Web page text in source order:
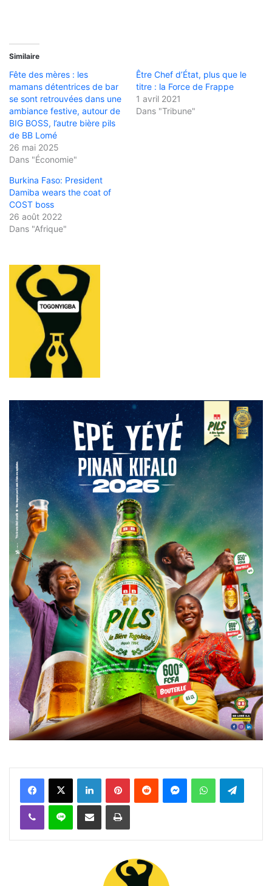
Similaire
Fête des mères : les
mamans détentrices de bar
se sont retrouvées dans une
ambiance festive, autour de
BIG BOSS, l’autre bière pils
de BB Lomé
26 mai 2025
Dans "Économie"
Être Chef d’État, plus que le
titre : la Force de Frappe
1 avril 2021
Dans "Tribune"
Burkina Faso: President
Damiba wears the coat of
COST boss
26 août 2022
Dans "Afrique"
FacebookX Linkedin PinterestReddit MessengerWhatsAppTelegram
Viber Ligne Partager par email Imprimer